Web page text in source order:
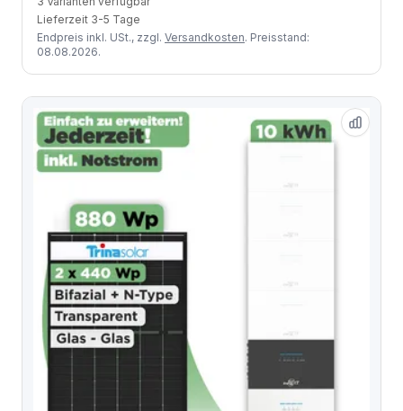
Lieferzeit 3-5 Tage
Endpreis inkl. USt., zzgl. Versandkosten. Preisstand:
08.08.2026.